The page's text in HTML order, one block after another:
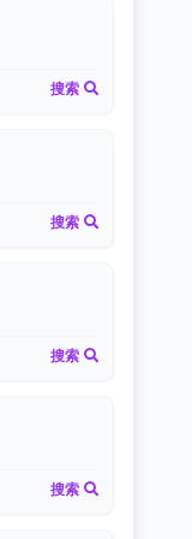
搜索
搜索
搜索
搜索